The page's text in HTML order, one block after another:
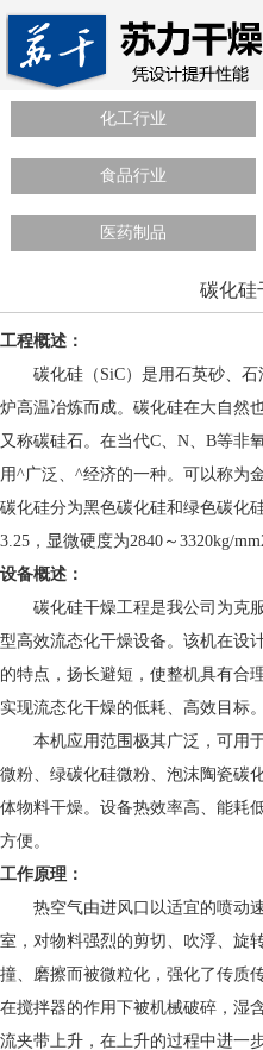
化工行业
食品行业
医药制品
碳化硅
工程概述：
碳化硅（SiC）是用石英砂、石
炉高温冶炼而成。碳化硅在大自然
又称碳硅石。在当代C、N、B等非
用^广泛、^经济的一种。可以称为
碳化硅分为黑色碳化硅和绿色碳化
3.25，显微硬度为2840～3320kg/
设备概述：
碳化硅干燥工程是我公司为克服
型高效流态化干燥设备。该机在设
的特点，扬长避短，使整机具有合
实现流态化干燥的低耗、高效目标。
本机应用范围极其广泛，可用于
微粉、绿碳化硅微粉、泡沫陶瓷碳
体物料干燥。设备热效率高、能耗
方便。
工作原理：
热空气由进风口以适宜的喷动速
室，对物料强烈的剪切、吹浮、旋
撞、磨擦而被微粒化，强化了传质
在搅拌器的作用下被机械破碎，湿
流夹带上升，在上升的过程中进一